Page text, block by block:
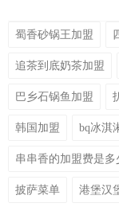
蜀香砂锅王加盟
追茶到底奶茶加盟
巴乡石锅鱼加盟
韩国加盟 bq冰淇
串串香的加盟费是多
披萨菜单 港堡汉